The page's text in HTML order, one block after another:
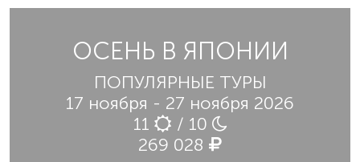
ОСЕНЬ В ЯПОНИИ
ПОПУЛЯРНЫЕ ТУРЫ
17 ноября - 27 ноября 2026
11
/ 10
269 028